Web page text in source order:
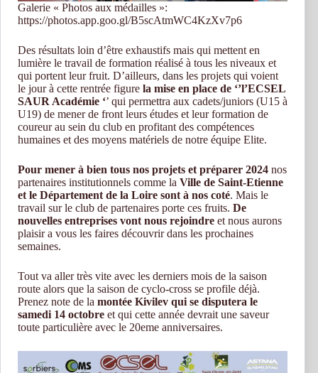
Galerie « Photos aux médailles »:
https://photos.app.goo.gl/B5scAtmWC4KzXv7p6
Des résultats loin d’être exhaustifs mais qui mettent en
lumière le travail de formation réalisé à tous les niveaux et
qui portent leur fruit. D’ailleurs, dans les projets qui voient
le jour à cette rentrée figure la mise en place de ‘’l’ECSEL
SAUR Académie ‘’ qui permettra aux cadets/juniors (U15 à
U19) de mener de front leurs études et leur formation de
coureur au sein du club en profitant des compétences
humaines et des moyens matériels de notre équipe Elite.
Pour mener à bien tous nos projets et préparer 2024 nos
partenaires institutionnels comme la Ville de Saint-Etienne
et le Département de la Loire sont à nos coté. Mais le
travail sur le club de partenaires porte ces fruits. De
nouvelles entreprises vont nous rejoindre et nous aurons
plaisir a vous les faires découvrir dans les prochaines
semaines.
Tout va aller très vite avec les derniers mois de la saison
route alors que la saison de cyclo-cross se profile déjà.
Prenez note de la montée Kivilev qui se disputera le
samedi 14 octobre et qui cette année devrait une saveur
toute particulière avec le 20eme anniversaires.